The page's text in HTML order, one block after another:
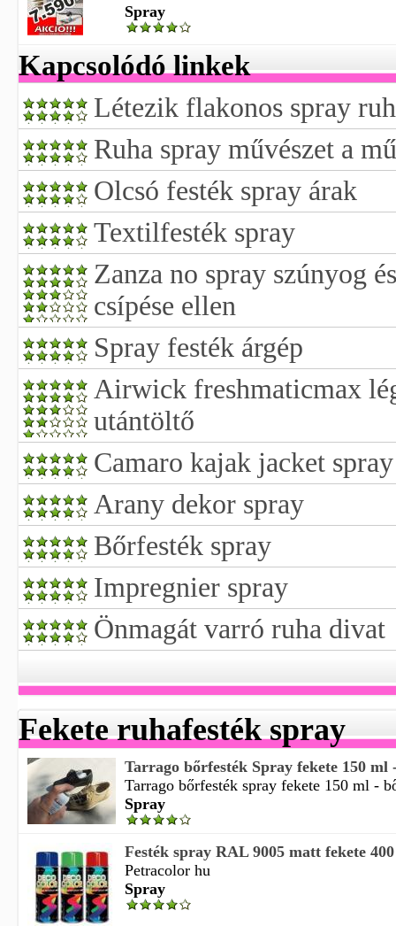
Spray
Kapcsolódó linkek
Létezik flakonos spray
Ruha spray művészet a
Olcsó festék spray árak
Textilfesték spray
Zanza no spray szúnyog
csípése ellen
Spray festék árgép
Airwick freshmaticmax
utántöltő
Camaro kajak jacket spray
Arany dekor spray
Bőrfesték spray
Impregnier spray
Önmagát varró ruha divat
Fekete ruhafesték spray
Tarrago bőrfesték Spray fekete 150 ml
Tarrago bőrfesték spray fekete 150 ml -
Spray
Festék spray RAL 9005 matt fekete
Petracolor hu
Spray